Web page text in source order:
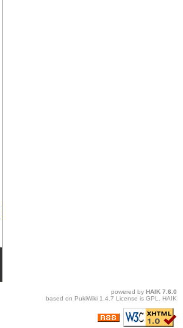
powered by HAIK 7.6.0
based on PukiWiki 1.4.7 License is GPL HAIK